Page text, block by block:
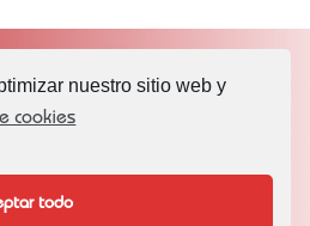
nuestro sitio web y
cookies
todo